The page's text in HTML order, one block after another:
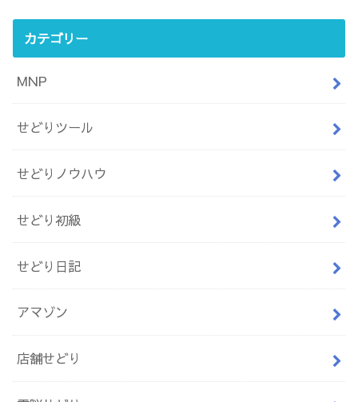
カテゴリー
MNP
せどりツール
せどりノウハウ
せどり初級
せどり日記
アマゾン
店舗せどり